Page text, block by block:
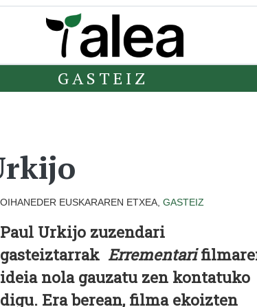
GASTEIZ
OIHANEDER EUSKARAREN ETXEA, GASTEIZ
Paul Urkijo zuzendari
gasteiztarrak Errementari
ideia nola gauzatu zen kontatuko
digu. Era berean, filma ekoizten